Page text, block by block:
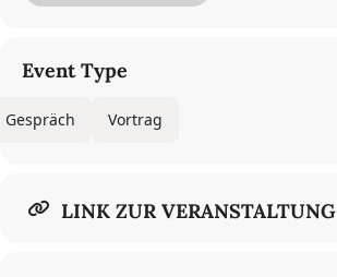
Austauschdienst (DAAD)
Event Type
Gespräch Vortrag
LINK ZUR VERANSTALTUNG